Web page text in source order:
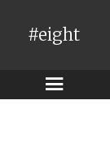
#eight
メ